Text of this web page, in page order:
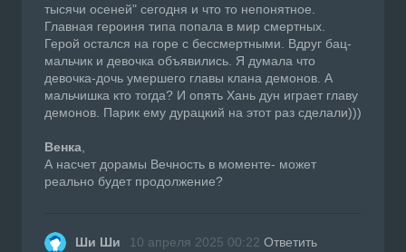
тысячи осеней" сегодня и что то непонятное.
Главная героиня типа попала в мир смертных.
Герой остался на горе с бессмертными. Вдруг бац-
мальчик и девочка объявились. Я думала что
девочка-дочь умершего главы клана демонов. А
мальчишка кто тогда? И опять Хань дун играет главу
демонов. Парик ему дурацкий на этот раз сделали)))
Венка
А насчет дорамы Вечность в моменте- может
реально будет продолжение?
Ши Ши 10 апреля 2025 00:22 Ответить